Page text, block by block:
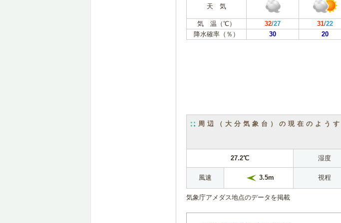
天 気
気 温（℃） 32/27 31/22
降水確率（％）
30 20
周辺（大分気象台）の現在のようす
27.2℃ 湿度
風速 3.5m 視程
気象庁アメダス地点のデータを掲載